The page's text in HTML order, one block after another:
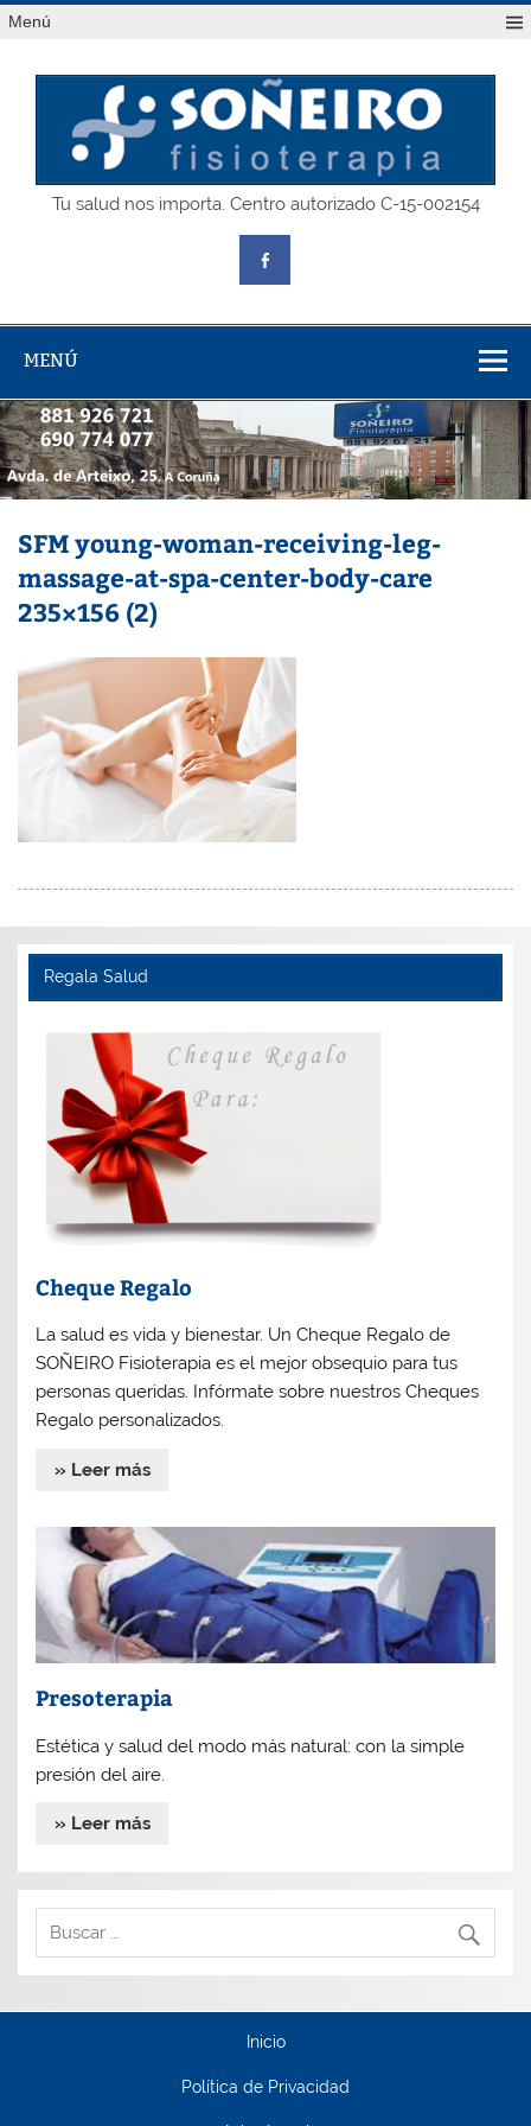
Saltar
alMenú
SOÑEIRO
Tu salud nos importa. Centro autorizado C-15-002154
MENÚ
SFM young-woman-receiving-leg-
massage-at-spa-center-body-care
235×156 (2)
Regala Salud
Cheque Regalo
La salud es vida y bienestar. Un Cheque Regalo de
SOÑEIRO Fisioterapia es el mejor obsequio para tus
personas queridas. Infórmate sobre nuestros Cheques
Regalo personalizados.
» Leer más
Presoterapia
Estética y salud del modo más natural: con la simple
presión del aire.
» Leer más
Inicio
Política de Privacidad